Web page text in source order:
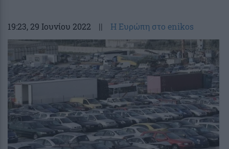
19:23, 29 Ιουνίου 2022 || Η Ευρώπη στο enikos